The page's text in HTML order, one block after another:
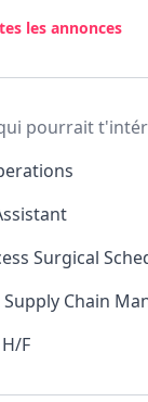
les annonces
pourrait
Surgical
Chain
F